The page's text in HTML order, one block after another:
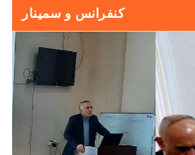
МУҚАДАС ДОШТАНИ
«БОРОНХОҲӢ» ДАР
МАСЪАЛАҲОИ МУБРАМИ
ТОҶИКӢ ДАР ДАВРОНИ
НАВГАРОӢ ДАР “САДОИ
کنفرانس و سمینار